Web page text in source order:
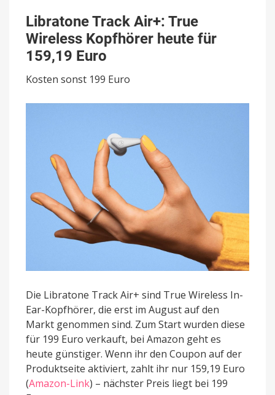
Track
Air+:
True
Wireless
Kopfhörer
heute
für
Libratone Track Air+: True
Wireless Kopfhörer heute für
159,19 Euro
Kosten sonst 199 Euro
Die Libratone Track Air+ sind True Wireless In-
Ear-Kopfhörer, die erst im August auf den
Markt genommen sind. Zum Start wurden diese
für 199 Euro verkauft, bei Amazon geht es
heute günstiger. Wenn ihr den Coupon auf der
Produktseite aktiviert, zahlt ihr nur 159,19 Euro
(Amazon-Link) – nächster Preis liegt bei 199